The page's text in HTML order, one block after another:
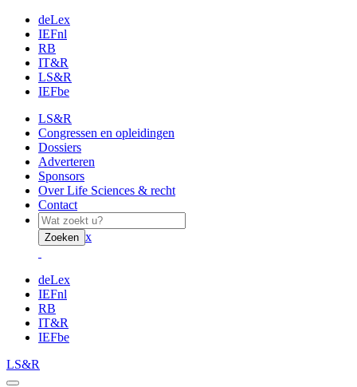
deLex
IEFnl
RB
IT&R
LS&R
IEFbe
LS&R
Congressen en opleidingen
Dossiers
Adverteren
Sponsors
Over Life Sciences & recht
Contact
Zoeken x
deLex
IEFnl
RB
IT&R
IEFbe
LS&R